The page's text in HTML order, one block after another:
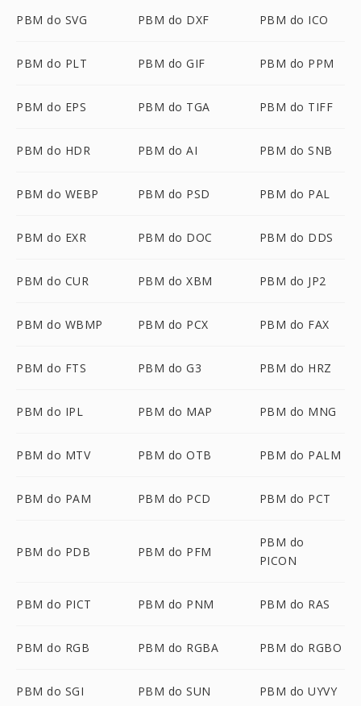
PBM do SVG PBM do DXF PBM do ICO
PBM do PLT PBM do GIF PBM do PPM
PBM do EPS PBM do TGA PBM do TIFF
PBM do HDR PBM do AI PBM do SNB
PBM do WEBP PBM do PSD PBM do PAL
PBM do EXR PBM do DOC PBM do DDS
PBM do CUR PBM do XBM PBM do JP2
PBM do WBMP PBM do PCX PBM do FAX
PBM do FTS PBM do G3 PBM do HRZ
PBM do IPL PBM do MAP PBM do MNG
PBM do MTV PBM do OTB PBM do PALM
PBM do PAM PBM do PCD PBM do PCT
PBM do PDB PBM do PFM
PBM do
PICON
PBM do PICT PBM do PNM PBM do RAS
PBM do RGB PBM do RGBA PBM do RGBO
PBM do SGI PBM do SUN PBM do UYVY